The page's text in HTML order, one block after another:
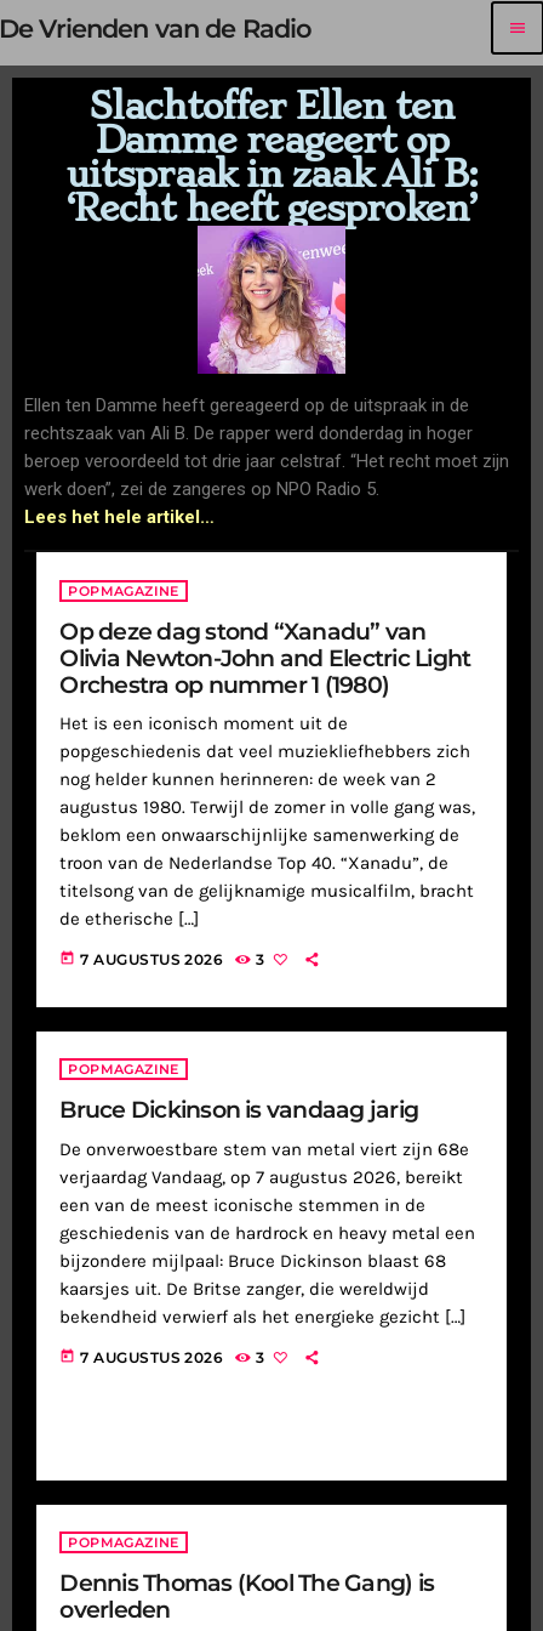
De Vrienden van de Radio menu
Slachtoffer Ellen ten
Damme reageert op
uitspraak in zaak Ali B:
‘Recht heeft gesproken’
Ellen ten Damme heeft gereageerd op de uitspraak in de
rechtszaak van Ali B. De rapper werd donderdag in hoger
beroep veroordeeld tot drie jaar celstraf. “Het recht moet zijn
werk doen”, zei de zangeres op NPO Radio 5.
Lees het hele artikel…
POPMAGAZINE
Op deze dag stond “Xanadu” van
Olivia Newton-John and Electric Light
Orchestra op nummer 1 (1980)
Het is een iconisch moment uit de
popgeschiedenis dat veel muziekliefhebbers zich
nog helder kunnen herinneren: de week van 2
augustus 1980. Terwijl de zomer in volle gang was,
beklom een onwaarschijnlijke samenwerking de
troon van de Nederlandse Top 40. “Xanadu”, de
titelsong van de gelijknamige musicalfilm, bracht
de etherische […]
today 7 AUGUSTUS 2026 3
POPMAGAZINE
Bruce Dickinson is vandaag jarig
De onverwoestbare stem van metal viert zijn 68e
verjaardag Vandaag, op 7 augustus 2026, bereikt
een van de meest iconische stemmen in de
geschiedenis van de hardrock en heavy metal een
bijzondere mijlpaal: Bruce Dickinson blaast 68
kaarsjes uit. De Britse zanger, die wereldwijd
bekendheid verwierf als het energieke gezicht […]
today 7 AUGUSTUS 2026 3
POPMAGAZINE
Dennis Thomas (Kool The Gang) is
overleden